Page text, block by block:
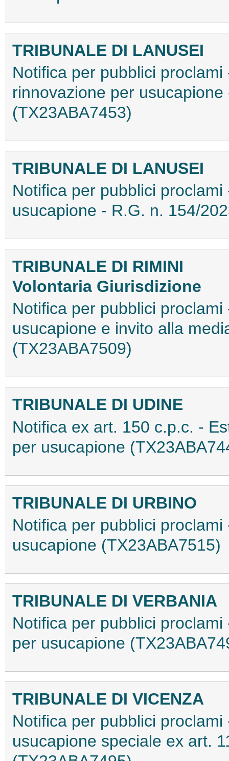
TRIBUNALE DI LANUSEI
Notifica per pubblici
rinnovazione per
(TX23ABA7453)
TRIBUNALE DI LANUSEI
Notifica per pubblici
usucapione - R.G. n. 154/
TRIBUNALE DI RIMINI
Volontaria Giurisdizione
Notifica per pubblici
usucapione e invito alla
(TX23ABA7509)
TRIBUNALE DI UDINE
Notifica ex art. 150 c.p.c. -
per usucapione
TRIBUNALE DI URBINO
Notifica per pubblici
usucapione (TX23ABA7515)
TRIBUNALE DI VERBANIA
Notifica per pubblici
per usucapione
TRIBUNALE DI VICENZA
Notifica per pubblici
usucapione speciale ex art.